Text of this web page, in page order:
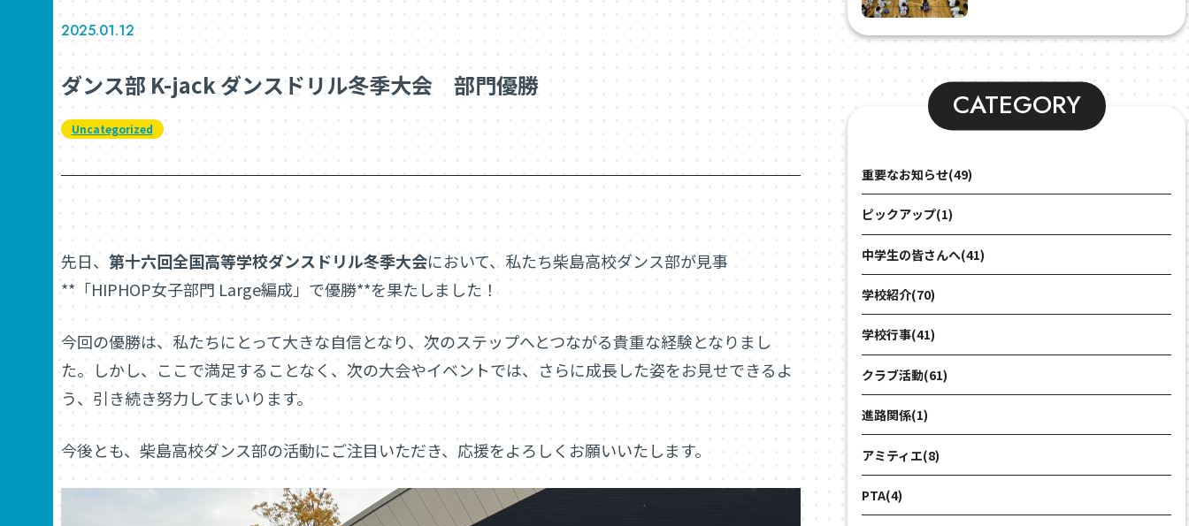
2025.01.12
ダンス部 K-jack ダンスドリル冬季大会 部門優勝
Uncategorized
先日、 第十六回全国高等学校ダンスドリル冬季大会において、私たち柴島高校ダンス部が見事
**「HIPHOP女子部門 Large編成」で優勝**を果たしました！
今回の優勝は、私たちにとって大きな自信となり、次のステップへとつながる貴重な経験となりまし
た。しかし、ここで満足することなく、次の大会やイベントでは、さらに成長した姿をお見せできるよ
う、引き続き努力してまいります。
今後とも、柴島高校ダンス部の活動にご注目いただき、応援をよろしくお願いいたします。
CATEGORY
重要なお知らせ(49)
ピックアップ(1)
中学生の皆さんへ(41)
学校紹介(70)
学校行事(41)
クラブ活動(61)
進路関係(1)
アミティエ(8)
PTA(4)